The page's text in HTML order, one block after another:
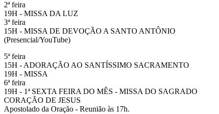
2ª feira
19H - MISSA DA LUZ
3ª feira
15H - MISSA DE DEVOÇÃO A SANTO ANTÔNIO
(Presencial/YouTube)
5ª feira
15H - ADORAÇÃO AO SANTÍSSIMO SACRAMENTO
19H - MISSA
6ª feira
19H - 1ª SEXTA FEIRA DO MÊS - MISSA DO SAGRADO
CORAÇÃO DE JESUS
Apostolado da Oração - Reunião às 17h.